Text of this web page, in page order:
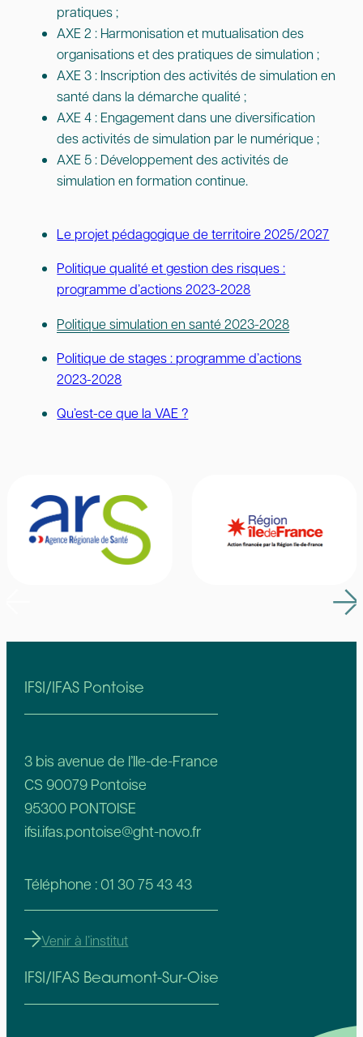
pratiques ;
AXE 2 : Harmonisation et mutualisation des
organisations et des pratiques de simulation ;
AXE 3 : Inscription des activités de simulation en
santé dans la démarche qualité ;
AXE 4 : Engagement dans une diversification
des activités de simulation par le numérique ;
AXE 5 : Développement des activités de
simulation en formation continue.
Le projet pédagogique de territoire 2025/2027
Politique qualité et gestion des risques :
programme d’actions 2023-2028
Politique simulation en santé 2023-2028
Politique de stages : programme d’actions
2023-2028
Qu’est-ce que la VAE ?
IFSI/IFAS Pontoise
3 bis avenue de l’Ile-de-France
CS 90079 Pontoise
95300 PONTOISE
ifsi.ifas.pontoise@ght-novo.fr
Téléphone : 01 30 75 43 43
Venir à l’institut
IFSI/IFAS Beaumont-Sur-Oise